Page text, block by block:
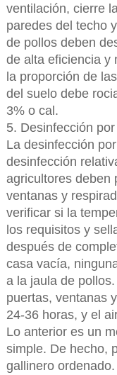
ventilación, cierre
paredes del techo
de pollos deben
de alta eficiencia y
la proporción de
del suelo debe
3% o cal.
5. Desinfección
La desinfección
desinfección
agricultores deben
ventanas y
verificar si la
los requisitos y
después de
casa vacía,
a la jaula de
puertas, ventanas
24-36 horas, y el
Lo anterior es un
simple. De hecho,
gallinero